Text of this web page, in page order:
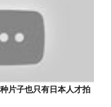
片子也只有日本人才拍